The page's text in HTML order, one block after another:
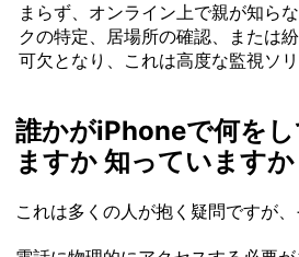
まらず、オンライン上で親が知ら
クの特定、居場所の確認、または
可欠となり、これは高度な監視ソ
誰かがiPhoneで何を
ますか 知っていますか
これは多くの人が抱く疑問ですが、